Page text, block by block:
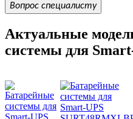
Вопрос специалисту
Актуальные
системы для